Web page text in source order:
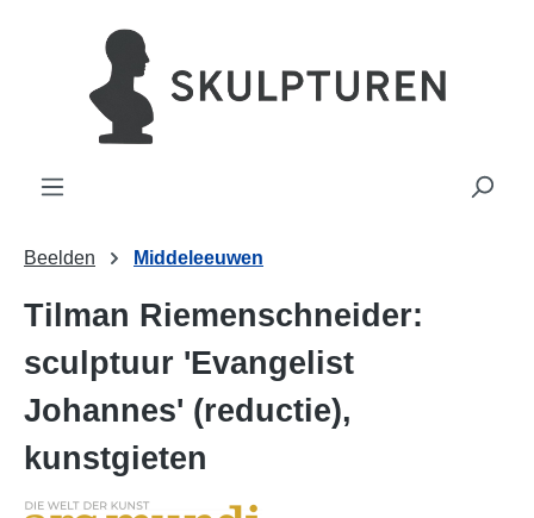
Beelden Middeleeuwen
Tilman Riemenschneider:
sculptuur 'Evangelist
Johannes' (reductie),
kunstgieten